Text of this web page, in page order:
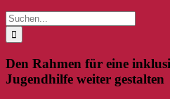
Suche
nach:
Den Rahmen für eine
Jugendhilfe weiter gestalten